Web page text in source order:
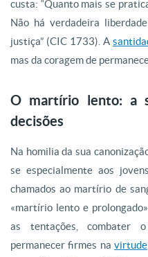
custa: “Quanto mais se
Não há verdadeira
justiça” (CIC 1733). A
mas da coragem de
O martírio lento: a
decisões
Na homilia da sua
se especialmente aos
chamados ao martírio de
«martírio lento e
as tentações, combater
permanecer firmes navirtude